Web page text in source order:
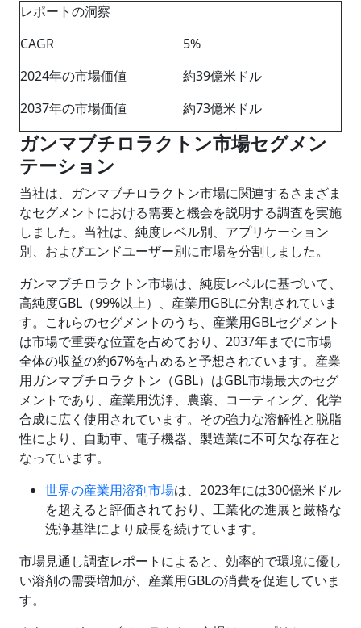
レポートの洞察
CAGR
5%
2024年の市場価値
約39億米ドル
2037年の市場価値
約73億米ドル
ガンマブチロラクトン市場セグメン
テーション
当社は、ガンマブチロラクトン市場に関連するさまざま
なセグメントにおける需要と機会を説明する調査を実施
しました。当社は、純度レベル別、アプリケーション
別、およびエンドユーザー別に市場を分割しました。
ガンマブチロラクトン市場は、純度レベルに基づいて、
高純度GBL（99%以上）、産業用GBLに分割されていま
す。これらのセグメントのうち、産業用GBLセグメント
は市場で重要な位置を占めており、2037年までに市場
全体の収益の約67%を占めると予想されています。産業
用ガンマブチロラクトン（GBL）はGBL市場最大のセグ
メントであり、産業用洗浄、農薬、コーティング、化学
合成に広く使用されています。その強力な溶解性と脱脂
性により、自動車、電子機器、製造業に不可欠な存在と
なっています。
世界の産業用溶剤市場は、2023年には300億米ドル
を超えると評価されており、工業化の進展と厳格な
洗浄基準により成長を続けています。
市場見通し調査レポートによると、効率的で環境に優し
い溶剤の需要増加が、産業用GBLの消費を促進していま
す。